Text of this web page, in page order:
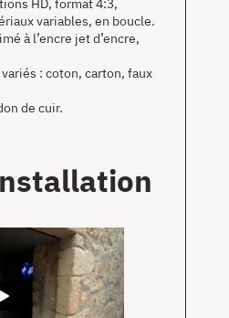
HD, format 4:3,
variables, en boucle.
à l’encre jet d’encre,
: coton, carton, faux
de cuir.